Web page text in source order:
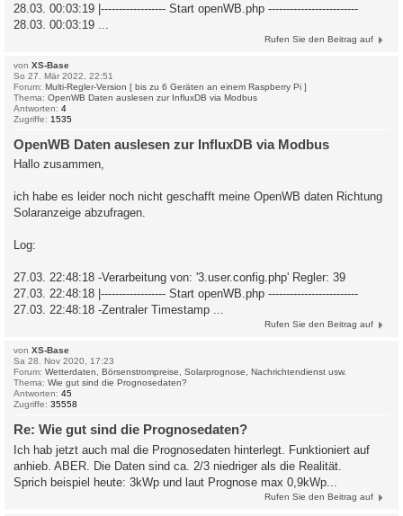
28.03. 00:03:19 |------------------ Start openWB.php -------------------------
28.03. 00:03:19 ...
Rufen Sie den Beitrag auf
von XS-Base
So 27. Mär 2022, 22:51
Forum: Multi-Regler-Version [ bis zu 6 Geräten an einem Raspberry Pi ]
Thema: OpenWB Daten auslesen zur InfluxDB via Modbus
Antworten: 4
Zugriffe: 1535
OpenWB Daten auslesen zur InfluxDB via Modbus
Hallo zusammen,
ich habe es leider noch nicht geschafft meine OpenWB daten Richtung
Solaranzeige abzufragen.
Log:
27.03. 22:48:18 -Verarbeitung von: '3.user.config.php' Regler: 39
27.03. 22:48:18 |------------------ Start openWB.php -------------------------
27.03. 22:48:18 -Zentraler Timestamp ...
Rufen Sie den Beitrag auf
von XS-Base
Sa 28. Nov 2020, 17:23
Forum: Wetterdaten, Börsenstrompreise, Solarprognose, Nachrichtendienst usw.
Thema: Wie gut sind die Prognosedaten?
Antworten: 45
Zugriffe: 35558
Re: Wie gut sind die Prognosedaten?
Ich hab jetzt auch mal die Prognosedaten hinterlegt. Funktioniert auf
anhieb. ABER. Die Daten sind ca. 2/3 niedriger als die Realität.
Sprich beispiel heute: 3kWp und laut Prognose max 0,9kWp...
Rufen Sie den Beitrag auf